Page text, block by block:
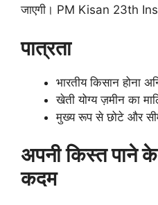
जाएगी। PM Kisan 23th
पात्रता
भारतीय किसान होना
खेती योग्य ज़मीन का
मुख्य रूप से छोटे और
अपनी किस्त पाने
कदम